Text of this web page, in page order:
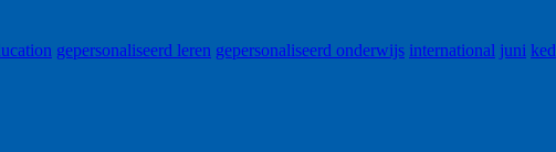
gepersonaliseerd leren gepersonaliseerd onderwijs international juni ked